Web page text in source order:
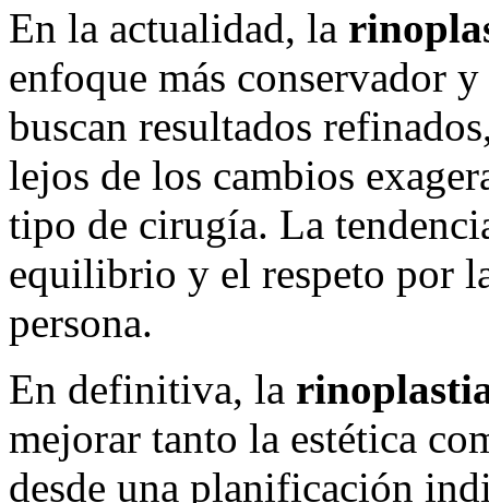
En la actualidad, la
enfoque más conservador
buscan resultados
lejos de los cambios
tipo de cirugía. La
equilibrio y el respeto por
persona.
En definitiva, la
mejorar tanto la estética
desde una planificación